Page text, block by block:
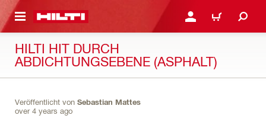
ANMELDEN ODER
WARENKORB
HILTI HIT DURCH
ABDICHTUNGSEBENE (ASPHALT)
Veröffentlicht von Sebastian Mattes
over 4 years ago